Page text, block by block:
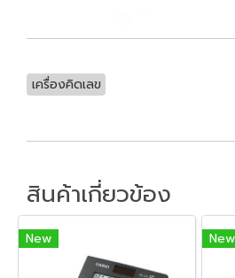
เครื่องคิดเลข
สินค้าเกี่ยวข้อง
New New